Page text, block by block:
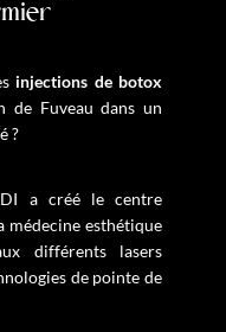
injections de botox
de Fuveau dans un
?
a créé le centre
médecine esthétique
différents lasers
de pointe de